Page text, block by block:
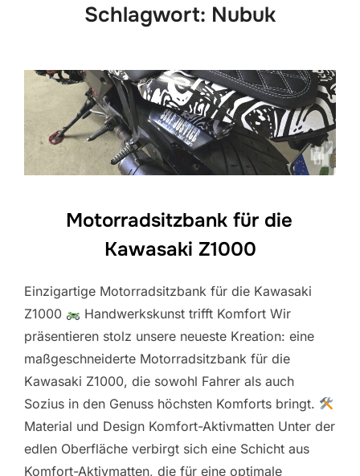
Schlagwort: Nubuk
Motorradsitzbank für die
Kawasaki Z1000
Einzigartige Motorradsitzbank für die Kawasaki
Z1000
Handwerkskunst trifft Komfort Wir
präsentieren stolz unsere neueste Kreation: eine
maßgeschneiderte Motorradsitzbank für die
Kawasaki Z1000, die sowohl Fahrer als auch
Sozius in den Genuss höchsten Komforts bringt.
Material und Design Komfort-Aktivmatten Unter der
edlen Oberfläche verbirgt sich eine Schicht aus
Komfort-Aktivmatten, die für eine optimale